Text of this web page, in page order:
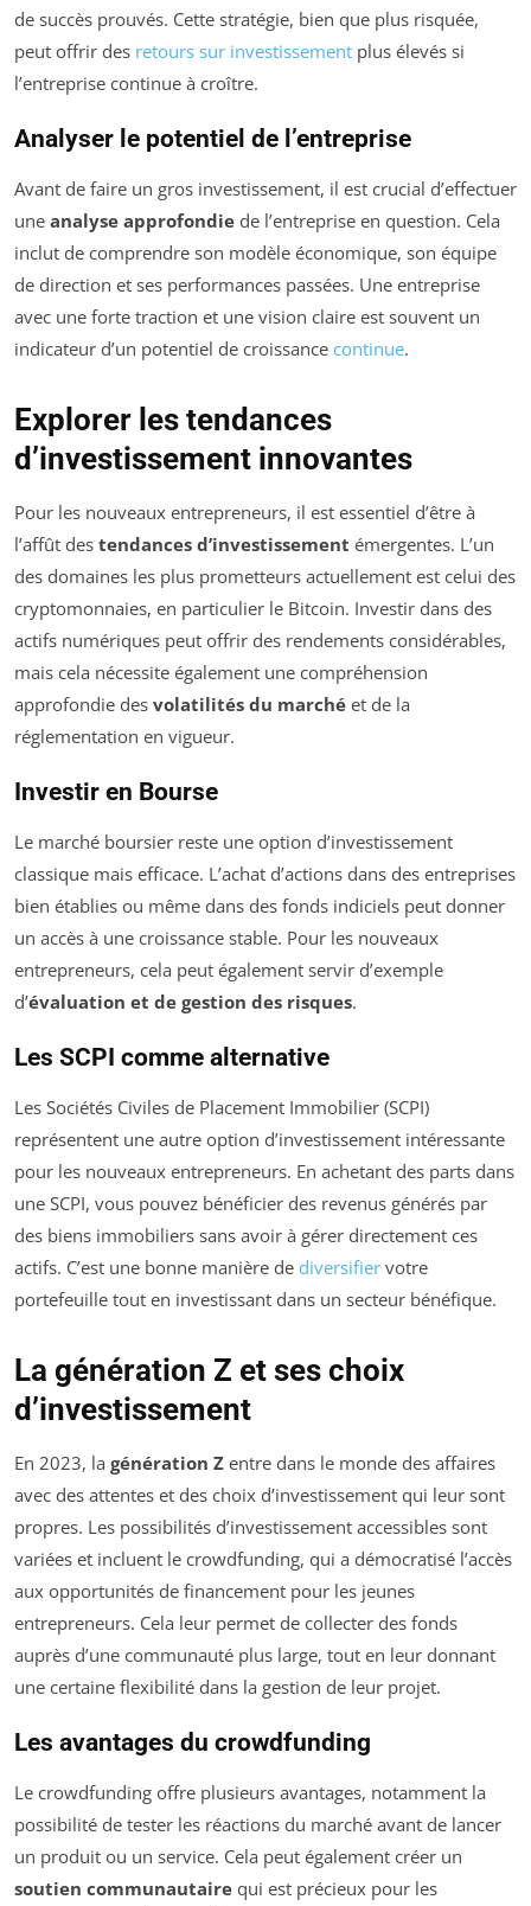
de succès prouvés. Cette stratégie, bien que plus risquée,
peut offrir des retours sur investissement plus élevés si
l’entreprise continue à croître.
Analyser le potentiel de l’entreprise
Avant de faire un gros investissement, il est crucial d’effectuer
une analyse approfondie de l’entreprise en question. Cela
inclut de comprendre son modèle économique, son équipe
de direction et ses performances passées. Une entreprise
avec une forte traction et une vision claire est souvent un
indicateur d’un potentiel de croissance continue.
Explorer les tendances
d’investissement innovantes
Pour les nouveaux entrepreneurs, il est essentiel d’être à
l’affût des tendances d’investissement émergentes. L’un
des domaines les plus prometteurs actuellement est celui des
cryptomonnaies, en particulier le Bitcoin. Investir dans des
actifs numériques peut offrir des rendements considérables,
mais cela nécessite également une compréhension
approfondie des volatilités du marché et de la
réglementation en vigueur.
Investir en Bourse
Le marché boursier reste une option d’investissement
classique mais efficace. L’achat d’actions dans des entreprises
bien établies ou même dans des fonds indiciels peut donner
un accès à une croissance stable. Pour les nouveaux
entrepreneurs, cela peut également servir d’exemple
d’évaluation et de gestion des risques.
Les SCPI comme alternative
Les Sociétés Civiles de Placement Immobilier (SCPI)
représentent une autre option d’investissement intéressante
pour les nouveaux entrepreneurs. En achetant des parts dans
une SCPI, vous pouvez bénéficier des revenus générés par
des biens immobiliers sans avoir à gérer directement ces
actifs. C’est une bonne manière de diversifier votre
portefeuille tout en investissant dans un secteur bénéfique.
La génération Z et ses choix
d’investissement
En 2023, la génération Z entre dans le monde des affaires
avec des attentes et des choix d’investissement qui leur sont
propres. Les possibilités d’investissement accessibles sont
variées et incluent le crowdfunding, qui a démocratisé l’accès
aux opportunités de financement pour les jeunes
entrepreneurs. Cela leur permet de collecter des fonds
auprès d’une communauté plus large, tout en leur donnant
une certaine flexibilité dans la gestion de leur projet.
Les avantages du crowdfunding
Le crowdfunding offre plusieurs avantages, notamment la
possibilité de tester les réactions du marché avant de lancer
un produit ou un service. Cela peut également créer un
soutien communautaire qui est précieux pour les